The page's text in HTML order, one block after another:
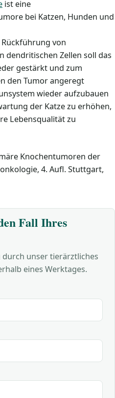
ist eine
bei Katzen, Hunden und
von
dendritischen Zellen soll das
gestärkt und zum
den Tumor angeregt
wieder aufzubauen
der Katze zu erhöhen,
Lebensqualität zu
Knochentumoren der
4. Aufl. Stuttgart,
Fall Ihres
unser tierärztliches
eines Werktages.